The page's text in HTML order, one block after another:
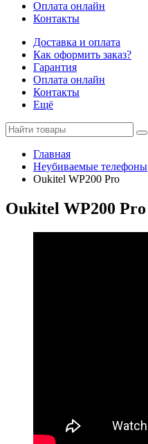
Оплата онлайн
Контакты
Доставка и оплата
Как оформить заказ?
Гарантия
Оплата онлайн
Контакты
Ещё
Главная
Неубиваемые телефоны
Oukitel WP200 Pro
Oukitel WP200 Pro